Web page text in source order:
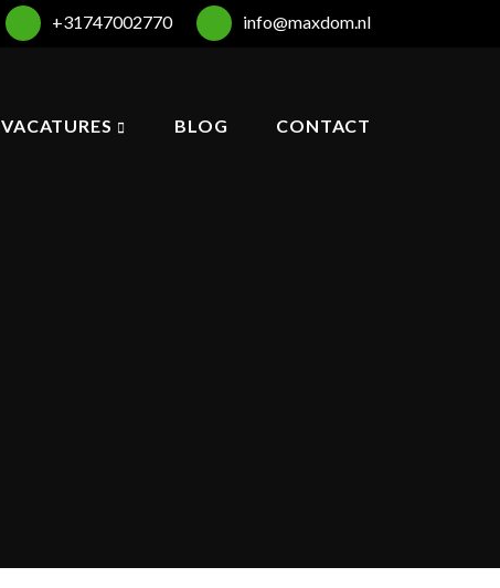
+31747002770 info@maxdom.nl
VACATURES BLOG CONTACT